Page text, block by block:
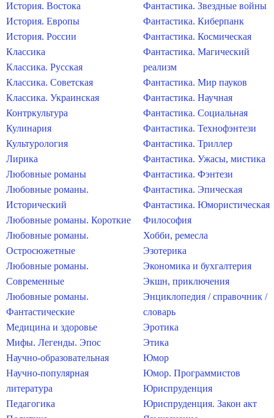
История. Востока
История. Европы
История. России
Классика
Классика. Русская
Классика. Советская
Классика. Украинская
Контркультура
Кулинария
Культурология
Лирика
Любовные романы
Любовные романы.
Исторический
Любовные романы. Короткие
Любовные романы.
Остросюжетные
Любовные романы.
Современные
Любовные романы.
Фантастические
Медицина и здоровье
Мифы. Легенды. Эпос
Научно-образовательная
Научно-популярная
литература
Педагогика
Фантастика. Звездные войны
Фантастика. Киберпанк
Фантастика. Космическая
Фантастика. Магический
реализм
Фантастика. Мир пауков
Фантастика. Научная
Фантастика. Социальная
Фантастика. Технофэнтези
Фантастика. Триллер
Фантастика. Ужасы, мистика
Фантастика. Фэнтези
Фантастика. Эпическая
Фантастика. Юмористическая
Философия
Хобби, ремесла
Эзотерика
Экономика и бухгалтерия
Экшн, приключения
Энциклопедия / справочник /
словарь
Эротика
Этика
Юмор
Юмор. Программистов
Юриспруденция
Юриспруденция. Закон акт